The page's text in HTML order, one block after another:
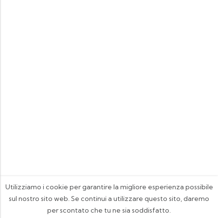
Utilizziamo i cookie per garantire la migliore esperienza possibile
sul nostro sito web. Se continui a utilizzare questo sito, daremo
per scontato che tu ne sia soddisfatto.